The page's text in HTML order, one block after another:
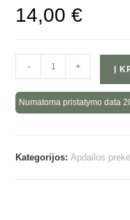
14,00€
- + Į
Numatoma pristatymo data
Kategorijos:Apdailos